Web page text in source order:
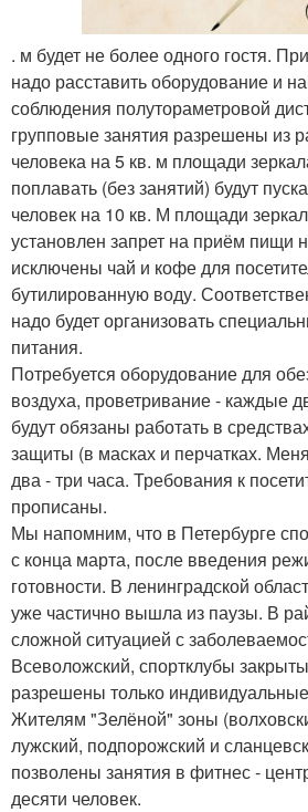
. м будет не более одного гостя.
надо расставить оборудование и
соблюдения полутораметровой
групповые занятия разрешены из
человека на 5 кв. м площади
поплавать (без занятий) будут
человек на 10 кв. М площади
установлен запрет на приём пищи
исключены чай и кофе для
бутилированную воду.
надо будет организовать
питания.
Потребуется оборудование для
воздуха, проветривание - каждые
будут обязаны работать в
защиты (в масках и перчатках.
два - три часа. Требования к
прописаны.
Мы напомним, что в Петербурге
с конца марта, после введения
готовности. В ленинградской
уже частично вышла из паузы. В
сложной ситуацией с
Всеволожский, спортклубы
разрешены только
Жителям "Зелёной" зоны
лужский, подпорожский и
позволены занятия в фитнес -
десяти человек.